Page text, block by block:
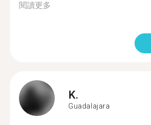
閱讀更多
K.
Guadalajara